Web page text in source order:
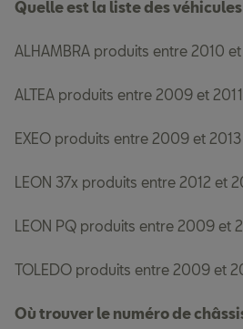
Quelle est la liste des
ALHAMBRA produits entre 2010 et
ALTEA produits entre 2009 et 2011
EXEO produits entre 2009 et 2013
LEON 37x produits entre 2012 et
LEON PQ produits entre 2009 et
TOLEDO produits entre 2009 et
Où trouver le numéro de